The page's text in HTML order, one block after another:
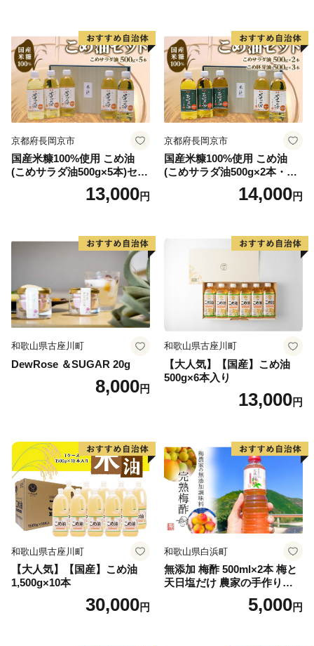
京都府長岡京市
国産米糠100%使用 こめ油
(こめサラダ油500g×5本)セッ
13,000円
京都府長岡京市
国産米糠100%使用 こめ油
(こめサラダ油500g×2本・こ
め胚芽油500g×3本)セット [1
14,000円
和歌山県古座川町
DewRose ＆SUGAR 20g
8,000円
和歌山県古座川町
【大人気】【国産】こめ油
500g×6本入り
13,000円
和歌山県古座川町
【大人気】【国産】こめ油
1,500g×10本
30,000円
和歌山県白浜町
無添加 梅酢 500ml×2本 梅と
天日塩だけ 農家の手作り完
5,000円